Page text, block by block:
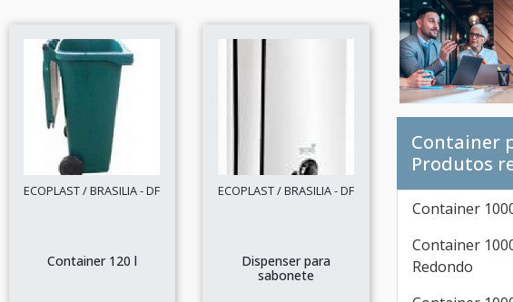
ECOPLAST / BRASILIA - DF
Container 120 l
ECOPLAST / BRASILIA - DF
Dispenser para
sabonete
Container
Produtos
Container
Container
Redondo